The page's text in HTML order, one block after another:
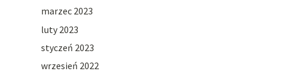
marzec 2023
luty 2023
styczeń 2023
wrzesień 2022